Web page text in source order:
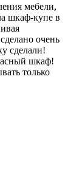
мебели,
шкаф-купе в
очень
сделали!
шкаф!
только